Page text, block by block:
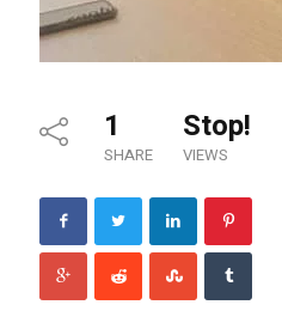
1
SHARE
Stop!
VIEWS